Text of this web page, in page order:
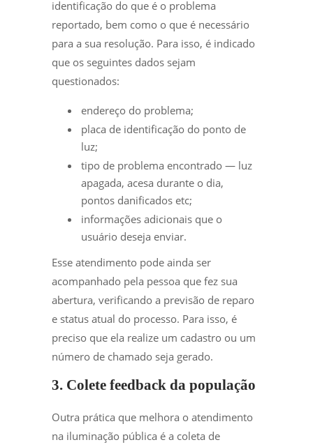
identificação do que é o problema
reportado, bem como o que é necessário
para a sua resolução. Para isso, é indicado
que os seguintes dados sejam
questionados:
endereço do problema;
placa de identificação do ponto de
luz;
tipo de problema encontrado — luz
apagada, acesa durante o dia,
pontos danificados etc;
informações adicionais que o
usuário deseja enviar.
Esse atendimento pode ainda ser
acompanhado pela pessoa que fez sua
abertura, verificando a previsão de reparo
e status atual do processo. Para isso, é
preciso que ela realize um cadastro ou um
número de chamado seja gerado.
3. Colete feedback da população
Outra prática que melhora o atendimento
na iluminação pública é a coleta de